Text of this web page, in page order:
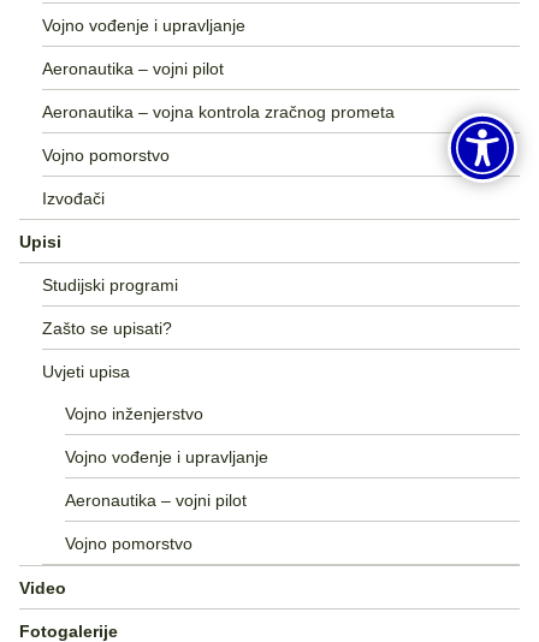
Vojno vođenje i upravljanje
Aeronautika – vojni pilot
Aeronautika – vojna kontrola zračnog prometa
Vojno pomorstvo
Izvođači
Upisi
Studijski programi
Zašto se upisati?
Uvjeti upisa
Vojno inženjerstvo
Vojno vođenje i upravljanje
Aeronautika – vojni pilot
Vojno pomorstvo
Video
Fotogalerije